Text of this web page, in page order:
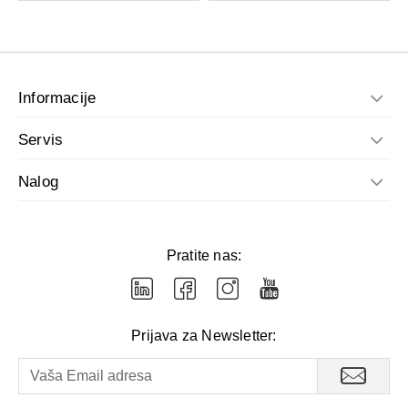
Informacije
Servis
Nalog
Pratite nas:
Prijava za Newsletter: